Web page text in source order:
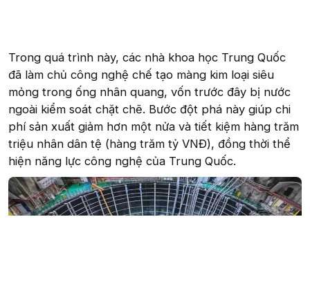
Trong quá trình này, các nhà khoa học Trung Quốc
đã làm chủ công nghệ chế tạo màng kim loại siêu
mỏng trong ống nhân quang, vốn trước đây bị nước
ngoài kiểm soát chặt chẽ. Bước đột phá này giúp chi
phí sản xuất giảm hơn một nửa và tiết kiệm hàng trăm
triệu nhân dân tệ (hàng trăm tỷ VNĐ), đồng thời thể
hiện năng lực công nghệ của Trung Quốc.